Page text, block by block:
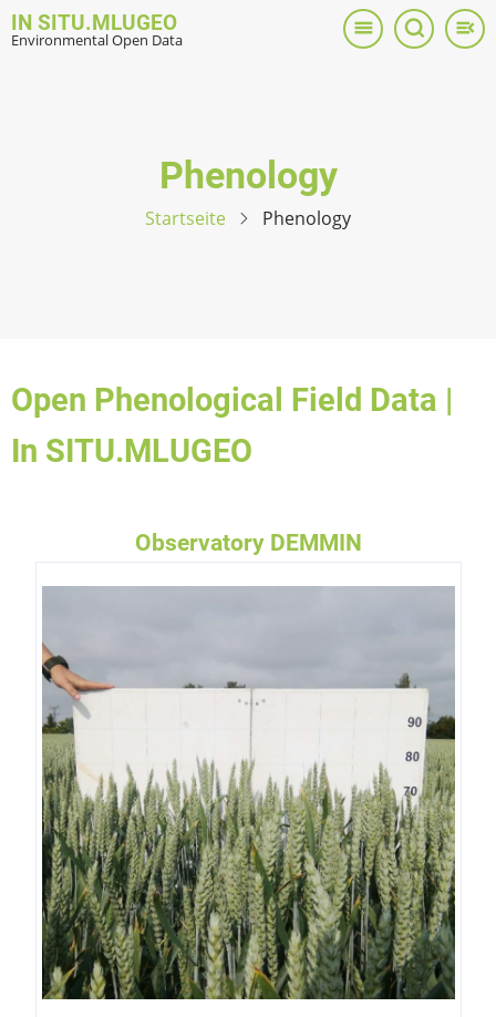
Direkt
zum
IN SITU.MLUGEO
Environmental Open Data
Phenology
Startseite Phenology
Open Phenological Field Data |
In SITU.MLUGEO
Observatory DEMMIN